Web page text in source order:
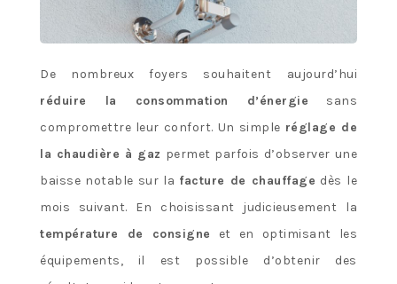
De nombreux foyers souhaitent aujourd’hui
réduire la consommation d’énergie sans
compromettre leur confort. Un simple réglage de
la chaudière à gaz permet parfois d’observer une
baisse notable sur la facture de chauffage dès le
mois suivant. En choisissant judicieusement la
température de consigne et en optimisant les
équipements, il est possible d’obtenir des